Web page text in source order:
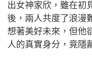
出女神家欣，雖在初
後，兩人共度了浪漫
想著美好未來，但他
人的真實身分，竟隱